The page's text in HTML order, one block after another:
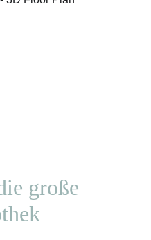
große